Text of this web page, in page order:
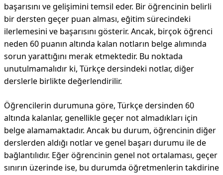
başarısını ve gelişimini temsil eder. Bir öğrencinin belirli
bir dersten geçer puan alması, eğitim sürecindeki
ilerlemesini ve başarısını gösterir. Ancak, birçok öğrenci
neden 60 puanın altında kalan notların belge alımında
sorun yarattığını merak etmektedir. Bu noktada
unutulmamalıdır ki, Türkçe dersindeki notlar, diğer
derslerle birlikte değerlendirilir.
Öğrencilerin durumuna göre, Türkçe dersinden 60
altında kalanlar, genellikle geçer not almadıkları için
belge alamamaktadır. Ancak bu durum, öğrencinin diğer
derslerden aldığı notlar ve genel başarı durumu ile de
bağlantılıdır. Eğer öğrencinin genel not ortalaması, geçer
sınırın üzerinde ise, bu durumda öğretmenlerin takdirine